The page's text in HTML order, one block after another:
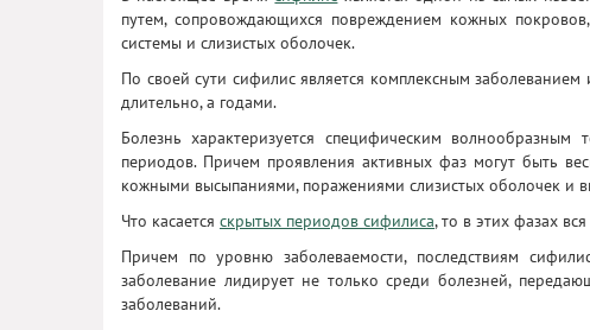
путем, сопровождающихся повреждением кожных
системы и слизистых оболочек.
По своей сути сифилис является комплексным
длительно, а годами.
Болезнь характеризуется специфическим
периодов. Причем проявления активных фаз могут быть
кожными высыпаниями, поражениями слизистых оболочек и
Что касается скрытых периодов сифилиса, то в этих фазах
Причем по уровню заболеваемости, последствиям
заболевание лидирует не только среди болезней,
заболеваний.